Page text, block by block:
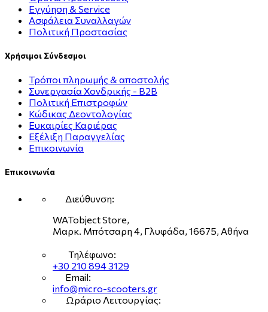
Εγγύηση & Service
Ασφάλεια Συναλλαγών
Πολιτική Προστασίας
Χρήσιμοι Σύνδεσμοι
Τρόποι πληρωμής & αποστολής
Συνεργασία Χονδρικής - B2B
Πολιτική Επιστροφών
Κώδικας Δεοντολογίας
Ευκαιρίες Καριέρας
Εξέλιξη Παραγγελίας
Επικοινωνία
Επικοινωνία
Διεύθυνση:
WATobject Store,
Μαρκ. Μπότσαρη 4, Γλυφάδα, 16675, Αθήνα
Τηλέφωνο:
+30 210 894 3129
Email:
info@micro-scooters.gr
Ωράριο Λειτουργίας: